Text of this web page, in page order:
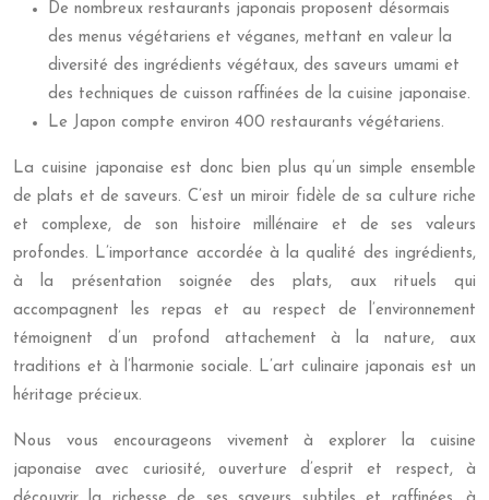
De nombreux restaurants japonais proposent désormais
des menus végétariens et véganes, mettant en valeur la
diversité des ingrédients végétaux, des saveurs umami et
des techniques de cuisson raffinées de la cuisine japonaise.
Le Japon compte environ 400 restaurants végétariens.
La cuisine japonaise est donc bien plus qu’un simple ensemble
de plats et de saveurs. C’est un miroir fidèle de sa culture riche
et complexe, de son histoire millénaire et de ses valeurs
profondes. L’importance accordée à la qualité des ingrédients,
à la présentation soignée des plats, aux rituels qui
accompagnent les repas et au respect de l’environnement
témoignent d’un profond attachement à la nature, aux
traditions et à l’harmonie sociale. L’art culinaire japonais est un
héritage précieux.
Nous vous encourageons vivement à explorer la cuisine
japonaise avec curiosité, ouverture d’esprit et respect, à